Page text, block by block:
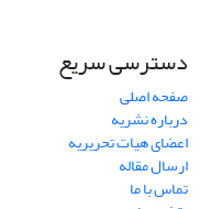
دسترسی سریع
صفحه اصلی
درباره نشریه
اعضای هیات تحریریه
ارسال مقاله
تماس با ما